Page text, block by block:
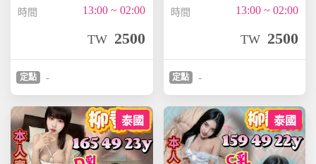
時間 13:00 ~ 02:00
TW 2500
定點 -
時間 13:00 ~ 02:00
TW 2500
定點 -
泰國 泰國